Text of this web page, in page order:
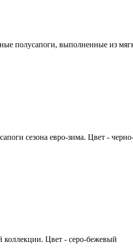
полусапоги, выполненные из
сезона евро-зима. Цвет -
коллекции. Цвет - серо-бежевый